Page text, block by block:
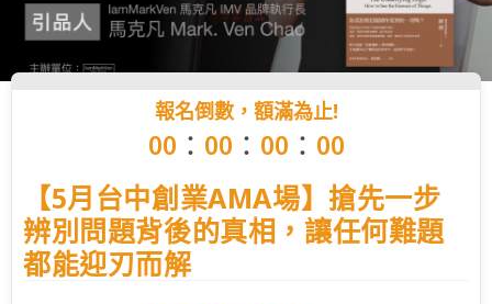
報名倒數，額滿為止!
00 ： 00 ： 00 ： 00
【5月台中創業AMA場】搶先一步
辨別問題背後的真相，讓任何難題
都能迎刃而解